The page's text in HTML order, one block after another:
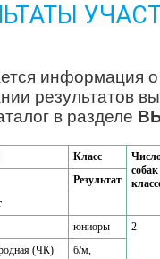
информация
результатов
в разделе
Класс
Результат
юниоры
2
(ЧК)
б/м,